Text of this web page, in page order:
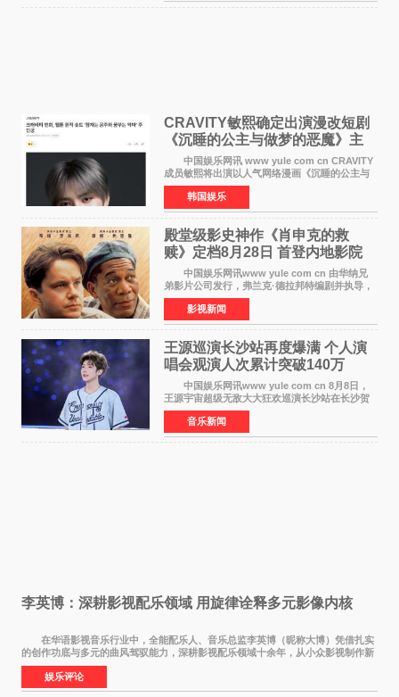
CRAVITY敏熙确定出演漫改短剧
《沉睡的公主与做梦的恶魔》主
人公
中国娱乐网讯 www yule com cn CRAVITY
成员敏熙将出演以人气网络漫画《沉睡的公主与
做梦的恶魔》为原作的短剧，担任主人公。
该短剧讲述了一直照顾陷入沉睡状态女友的吴
敏，在夜空中看
韩国娱乐
殿堂级影史神作《肖申克的救
赎》定档8月28日 首登内地影院
中国娱乐网讯www yule com cn 由华纳兄
弟影片公司发行，弗兰克·德拉邦特编剧并执导，
蒂姆·罗宾斯、摩根·弗里曼主演的影史传世经典
《肖申克的救赎》（The Shawshank
Redemption）今日发布
影视新闻
王源巡演长沙站再度爆满 个人演
唱会观演人次累计突破140万
中国娱乐网讯www yule com cn 8月8日，
王源宇宙超级无敌大大狂欢巡演长沙站在长沙贺
龙体育场唱响，这也是王源个人巡演首次登陆长
沙。十年前，王源曾在这座熟悉的城市举办16岁
生日会，从当初的
音乐新闻
李英博：深耕影视配乐领域 用旋律诠释多元影像内核
在华语影视音乐行业中，全能配乐人、音乐总监李英博（昵称大博）凭借扎实
的创作功底与多元的曲风驾驭能力，深耕影视配乐领域十余年，从小众影视制作新
人成长为横跨主旋律电影、动画番剧、网剧
娱乐评论